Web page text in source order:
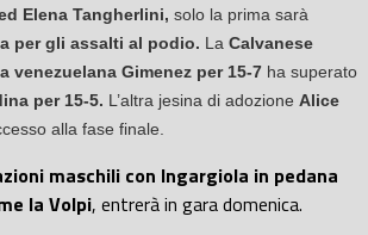
Elena Tangherlini, solo la prima sarà
per gli assalti al podio. La Calvanese
venezuelana Gimenez per 15-7 ha superato
per 15-5. L’altra jesina di adozione Alice
alla fase finale.
maschili con Ingargiola in pedana
la Volpi, entrerà in gara domenica.